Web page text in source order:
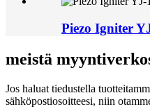
Piezo Igniter
meistä
Jos haluat tiedustella
sähköpostiosoitteesi, niin